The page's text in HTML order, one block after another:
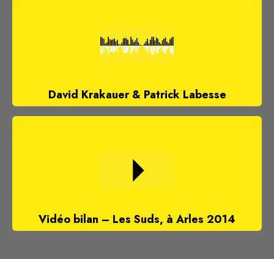
David Krakauer & Patrick Labesse
Vidéo bilan – Les Suds, à Arles 2014